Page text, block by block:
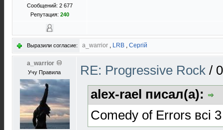
Сообщений: 2 677
Репутация: 240
Выразили согласие: a_warrior , LRB , Сергій
a_warrior
Учу Правила RE: Progressive Rock /
alex-rael писал(а):
Comedy of Errors всі